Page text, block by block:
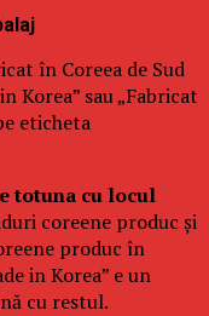
în Coreea de Sud
Korea” sau „Fabricat
eticheta
totuna cu locul
coreene produc și
produc în
in Korea” e un
cu restul.